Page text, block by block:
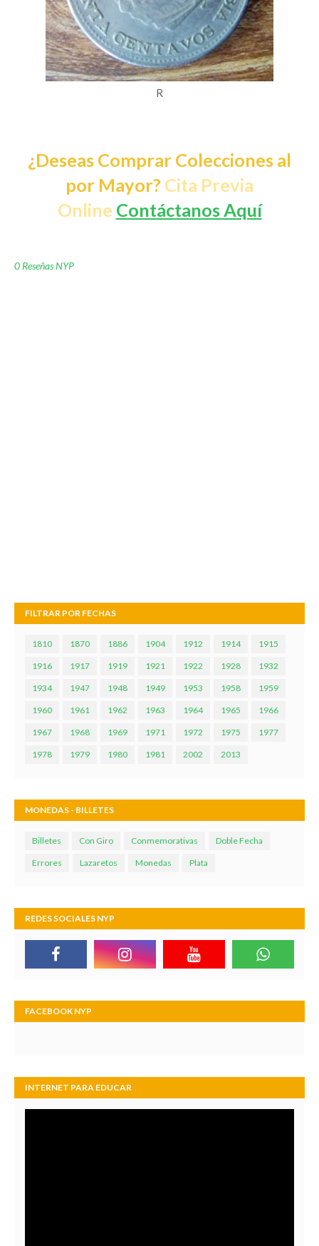
R
¿Deseas Comprar Colecciones al
por Mayor? Cita Previa
Online Contáctanos Aquí
0 Reseñas NYP
FILTRAR POR FECHAS
1810 1870 1886 1904 1912 1914 1915
1916 1917 1919 1921 1922 1928 1932
1934 1947 1948 1949 1953 1958 1959
1960 1961 1962 1963 1964 1965 1966
1967 1968 1969 1971 1972 1975 1977
1978 1979 1980 1981 2002 2013
MONEDAS - BILLETES
Billetes Con Giro Conmemorativas Doble Fecha
Errores Lazaretos Monedas Plata
REDES SOCIALES NYP
FACEBOOK NYP
INTERNET PARA EDUCAR